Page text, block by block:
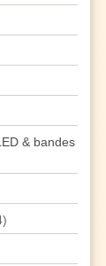
& bandes